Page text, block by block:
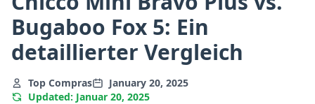
Bugaboo Fox 5: Ein
detaillierter Vergleich
Top Compras
January 20, 2025
Updated: Januar 20, 2025